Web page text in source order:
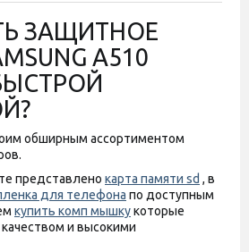
ЗАЩИТНОЕ
A510
обширным ассортиментом
представлено карта памяти sd , в
для телефона по доступным
купить комп мышкукоторые
и высокими